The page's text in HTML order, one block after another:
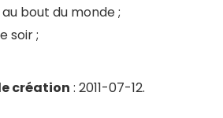
bout du monde ;
soir ;
création : 2011-07-12.